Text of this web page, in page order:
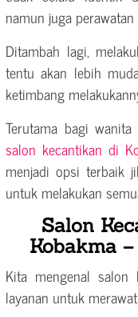
namun juga
Ditambah lagi,
tentu akan lebih
ketimbang
Terutama bagi
salon kecantikan di
menjadi opsi terbaik
untuk melakukan
Salon
Kobakma
Kita mengenal salon
layanan untuk